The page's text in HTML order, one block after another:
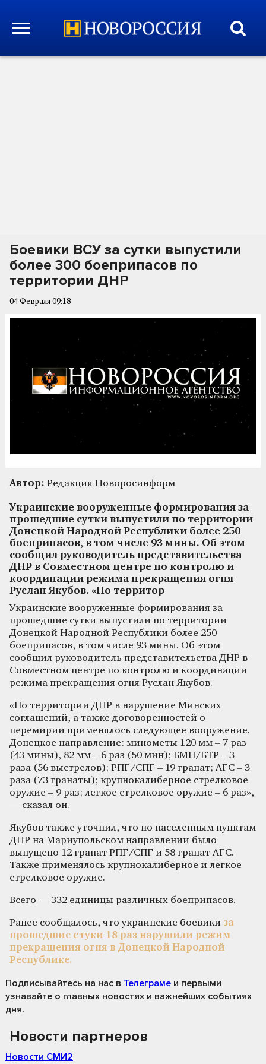
Боевики ВСУ за сутки выпустили
более 300 боеприпасов по
территории ДНР
04 Февраля 09:18
Автор: Редакция Новоросинформ
Украинские вооруженные формирования за
прошедшие сутки выпустили по территории
Донецкой Народной Республики более 250
боеприпасов, в том числе 93 мины. Об этом
сообщил руководитель представительства
ДНР в Совместном центре по контролю и
координации режима прекращения огня
Руслан Якубов. «По территор
Украинские вооруженные формирования за
прошедшие сутки выпустили по территории
Донецкой Народной Республики более 250
боеприпасов, в том числе 93 мины. Об этом
сообщил руководитель представительства ДНР в
Совместном центре по контролю и координации
режима прекращения огня Руслан Якубов.
«По территории ДНР в нарушение Минских
соглашений, а также договоренностей о
перемирии применялось следующее вооружение.
Донецкое направление: минометы 120 мм – 7 раз
(43 мины), 82 мм – 6 раз (50 мин); БМП/БТР – 3
раза (56 выстрелов); РПГ/СПГ – 19 гранат; АГС – 3
раза (73 гранаты); крупнокалиберное стрелковое
оружие – 9 раз; легкое стрелковое оружие – 6 раз»,
— сказал он.
Якубов также уточнил, что по населенным пунктам
ДНР на Мариупольском направлении было
выпущено 12 гранат РПГ/СПГ и 58 гранат АГС.
Также применялось крупнокалиберное и легкое
стрелковое оружие.
Всего — 332 единицы различных боеприпасов.
Ранее сообщалось, что украинские боевики за
прошедшие стуки 18 раз нарушили режим
прекращения огня в Донецкой Народной
Республике.
Подписывайтесь на нас в Телеграме и первыми
узнавайте о главных новостях и важнейших событиях
дня.
Новости партнеров
Новости СМИ2